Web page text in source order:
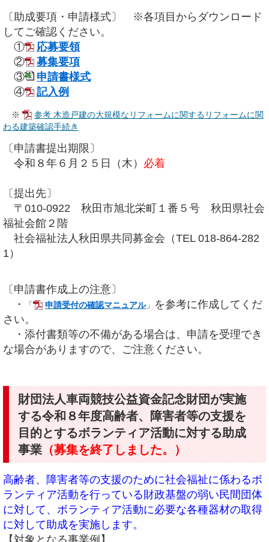
〔助成要項・申請様式〕 ※各項目からダウンロード
してご確認ください。
①
応募要領
②
募集要項
③
申請書様式
④
記入例
※
参考 木造戸建の大規模なリフォームに関するリフォームに関
わる建築確認手続き
〔申請書提出期限〕
令和８年６月２５日（木） 必着
〔提出先〕
〒010-0922 秋田市旭北栄町１番５号 秋田県社会
福祉会館２階
社会福祉法人秋田県共同募金会（TEL 018-864-282
1）
〔申請書作成上の注意〕
・
「 申請受付の確認マニュアル」
を参考に作成してくだ
さい。
・添付書類等の不備がある場合は、申請を受理でき
な場合がありますので、ご注意ください。
財団法人車両競技公益資金記念財団が実施
する令和８年度高齢者、障害者等の支援を
目的とするボランティア活動に対する助成
事業（募集を終了しました。）
高齢者、障害者等の支援のために社会福祉に係わるボ
ランティア活動を行っている財政基盤の弱い民間団体
に対して、ボランティア活動に必要な各種器材の取得
に対して助成を実施します。